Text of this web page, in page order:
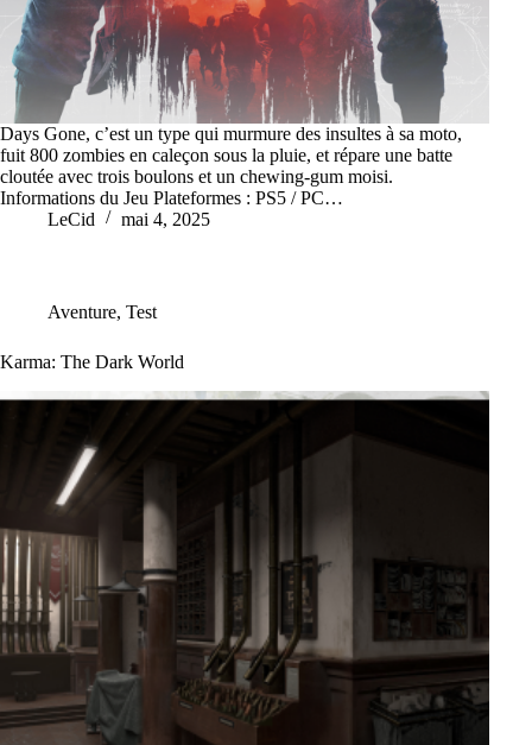
Days Gone, c’est un type qui murmure des insultes à sa moto,
fuit 800 zombies en caleçon sous la pluie, et répare une batte
cloutée avec trois boulons et un chewing-gum moisi.
Informations du Jeu Plateformes : PS5 / PC…
LeCid
mai 4, 2025
Aventure, Test
Karma: The Dark World